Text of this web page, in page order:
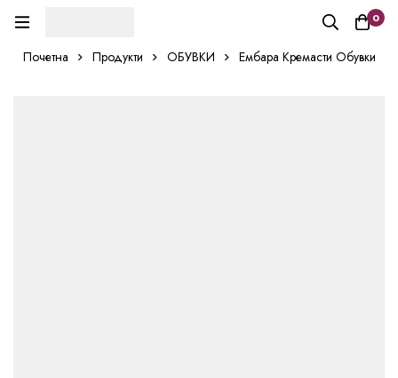
0
Почетна Продукти ОБУВКИ Ембара Кремасти Обувки